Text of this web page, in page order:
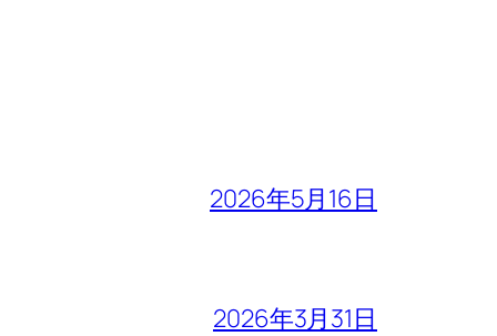
2026年5月16日
2026年3月31日